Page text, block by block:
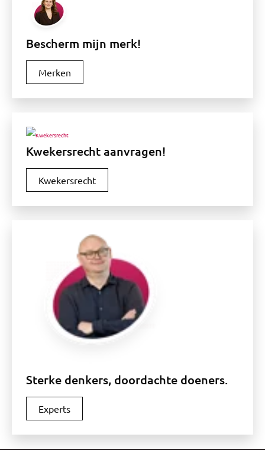
Bescherm mijn merk!
Merken
Kwekersrecht aanvragen!
Kwekersrecht
Sterke denkers, doordachte doeners.
Experts